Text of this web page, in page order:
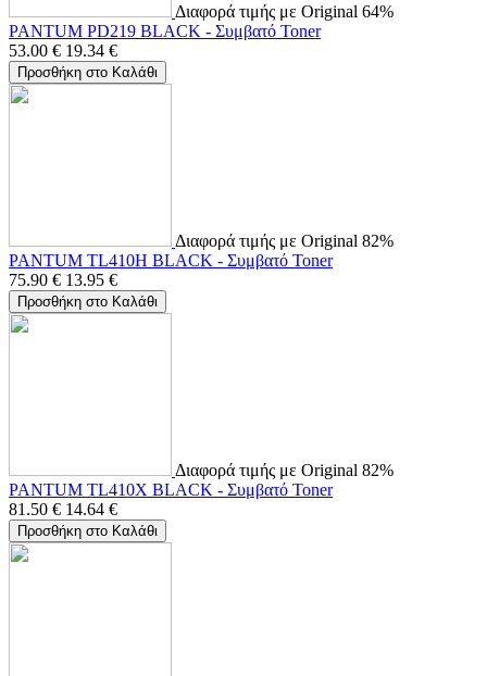
Διαφορά τιμής με Original 64%
PANTUM PD219 BLACK - Συμβατό Toner
53.00 € 19.34 €
Προσθήκη στο Καλάθι
Διαφορά τιμής με Original 82%
PANTUM TL410H BLACK - Συμβατό Toner
75.90 € 13.95 €
Προσθήκη στο Καλάθι
Διαφορά τιμής με Original 82%
PANTUM TL410X BLACK - Συμβατό Toner
81.50 € 14.64 €
Προσθήκη στο Καλάθι